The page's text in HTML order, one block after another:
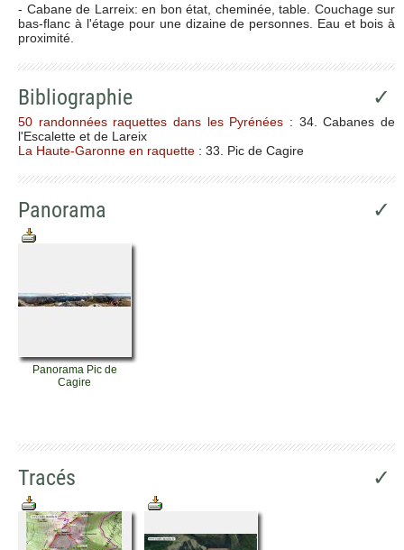
- Cabane de Larreix: en bon état, cheminée, table. Couchage sur
bas-flanc à l'étage pour une dizaine de personnes. Eau et bois à
proximité.
Bibliographie ✓
50 randonnées raquettes dans les Pyrénées : 34. Cabanes de
l'Escalette et de Lareix
La Haute-Garonne en raquette : 33. Pic de Cagire
Panorama ✓
Panorama Pic de
Cagire
Tracés ✓